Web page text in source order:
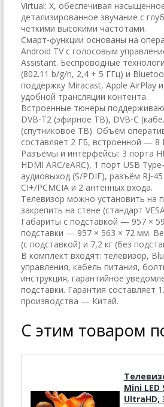
Virtual: X, обеспечивая
детализированное звучание с
чёткими высокими частотами.
Смарт‑функции основаны на
Android TV с голосовым
Assistant. Беспроводные
(802.11 b/g/n, 2,4 + 5 ГГц) и
поддержку Miracast, Apple AirPlay
удобной трансляции контента.
Встроенные тюнеры
DVB‑T2 (эфирное ТВ), DVB‑C
(спутниковое ТВ). Объём
составляет 2 ГБ, встроенной — 8
Разъёмы и интерфейсы: 3 порта
HDMI ARC/eARC), 1 порт USB
аудиовыход (S/PDIF), разъём
CI+/PCMCIA и 2 антенных входа.
Телевизор можно установить на
закрепить на стене (стандарт
Габариты с подставкой — 957 ×
подставки — 957 × 563 × 72 мм.
(с подставкой) и 7,2 кг (без
В комплект входят: телевизор,
управления, кабель питания,
инструкция, гарантийное
подставки. Гарантия составляет
производства — Китай.
С этим товаром
Mini LED
UltraHD,